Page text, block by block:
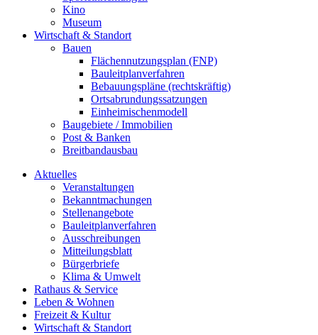
Kino
Museum
Wirtschaft & Standort
Bauen
Flächennutzungsplan (FNP)
Bauleitplanverfahren
Bebauungspläne (rechtskräftig)
Ortsabrundungssatzungen
Einheimischenmodell
Baugebiete / Immobilien
Post & Banken
Breitbandausbau
Aktuelles
Veranstaltungen
Bekanntmachungen
Stellenangebote
Bauleitplanverfahren
Ausschreibungen
Mitteilungsblatt
Bürgerbriefe
Klima & Umwelt
Rathaus & Service
Leben & Wohnen
Freizeit & Kultur
Wirtschaft & Standort